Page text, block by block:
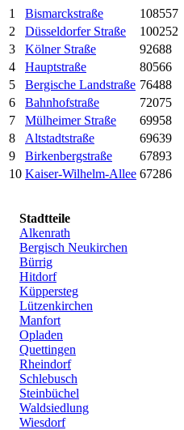
1 Bismarckstraße
108557
2
Düsseldorfer Straße
100252
3
Kölner Straße
92688
4
Hauptstraße
80566
5
Bergische Landstraße 76488
6
Bahnhofstraße
72075
7
Mülheimer Straße
69958
8
Altstadtstraße
69639
9
Birkenbergstraße
67893
10 Kaiser-Wilhelm-Allee 67286
Stadtteile
Alkenrath
Bergisch Neukirchen
Bürrig
Hitdorf
Küppersteg
Lützenkirchen
Manfort
Opladen
Quettingen
Rheindorf
Schlebusch
Steinbüchel
Waldsiedlung
Wiesdorf